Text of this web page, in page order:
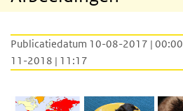
Publicatiedatum 10-08-2017 | 00:00
11-2018 | 11:17
vleermuizen